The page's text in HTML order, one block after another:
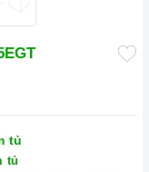
tủ
tủ